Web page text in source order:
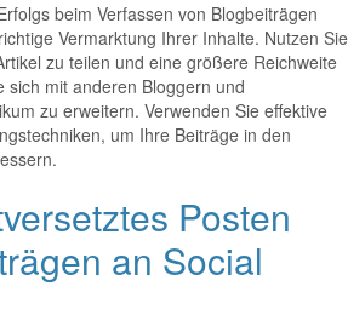
beim Verfassen von Blogbeiträgen
Vermarktung Ihrer Inhalte. Nutzen Sie
zu teilen und eine größere Reichweite
sich mit anderen Bloggern und
zu erweitern. Verwenden Sie effektive
um Ihre Beiträge in den
Posten
an Social